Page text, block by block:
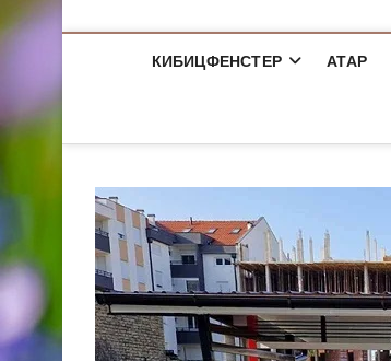
КИБИЦФЕНСТЕР АТАР